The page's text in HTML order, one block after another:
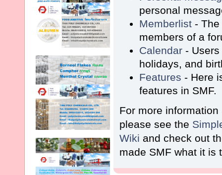
personal
Memberlist -
members of a
Calendar -
holidays, and
Features - Here
features in SMF.
For more
please see the
Wiki and check out
made SMF what it is